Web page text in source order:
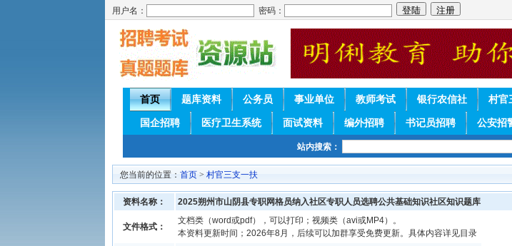
用户名： 密码：
首页 题库资料 公务员 事业单位 教师考试 银行农信社 村官
国企招聘 医疗卫生系统 面试资料 编外招聘 书记员招聘 公安招
站内搜索：
您当前的位置： 首页 > 村官三支一扶
资料名称： 2025朔州市山阴县专职网格员纳入社区专职人员选聘公共基础知识社区知识题库
文件格式：
文档类（word或pdf），可以打印；视频类（avi或MP4）。
本资料更新时间；2026年8月，后续可以加群享受免费更新。具体内容详见目录